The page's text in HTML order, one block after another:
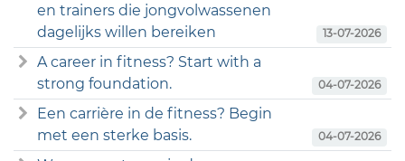
en trainers die jongvolwassenen
dagelijks willen bereiken
13-07-2026
A career in fitness? Start with a
strong foundation.
04-07-2026
Een carrière in de fitness? Begin
met een sterke basis.
04-07-2026